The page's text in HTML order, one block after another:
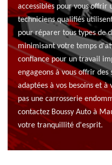
accessibles pour vous offrir
techniciens qualifiés
pour réparer tous types de
minimisant votre temps
confiance pour un travail
engageons à vous offrir des
adaptées à vos besoins et
pas une carrosserie
contactez Boussy Auto à
votre tranquillité d'esprit.